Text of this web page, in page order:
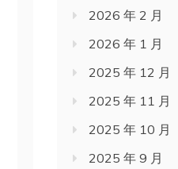
2026 年 2 月
2026 年 1 月
2025 年 12 月
2025 年 11 月
2025 年 10 月
2025 年 9 月